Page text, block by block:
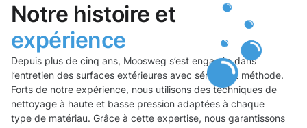
Notre histoire et
expérience
Depuis plus de cinq ans, Moosweg s’est engagée dans
l’entretien des surfaces extérieures avec sérieux et méthode.
Forts de notre expérience, nous utilisons des techniques de
nettoyage à haute et basse pression adaptées à chaque
type de matériau. Grâce à cette expertise, nous garantissons